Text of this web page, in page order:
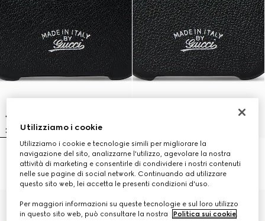
Custodia per iPhone 17 Pro Max
€ 390
Custodia per iPhone 17 Pro
€ 390
Utilizziamo i cookie
Utilizziamo i cookie e tecnologie simili per migliorare la
navigazione del sito, analizzarne l'utilizzo, agevolare la nostra
attività di marketing e consentirle di condividere i nostri contenuti
nelle sue pagine di social network. Continuando ad utilizzare
questo sito web, lei accetta le presenti condizioni d'uso.
Per maggiori informazioni su queste tecnologie e sul loro utilizzo
in questo sito web, può consultare la nostra
Politica sui cookie